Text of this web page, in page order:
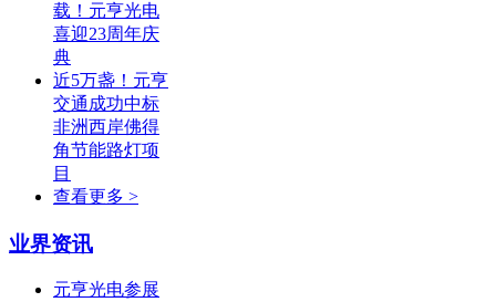
载！元亨光电
喜迎23周年庆
典
近5万盏！元亨
交通成功中标
非洲西岸佛得
角节能路灯项
目
查看更多 >
业界资讯
元亨光电参展